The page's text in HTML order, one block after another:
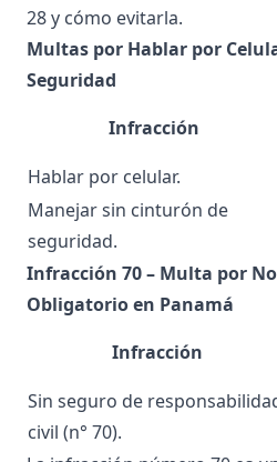
28 y cómo evitarla.
Multas por Hablar por
Seguridad
Infracción
Hablar por celular.
Manejar sin cinturón de
seguridad.
Infracción 70 – Multa por
Obligatorio en Panamá
Infracción
Sin seguro de
civil (n° 70).